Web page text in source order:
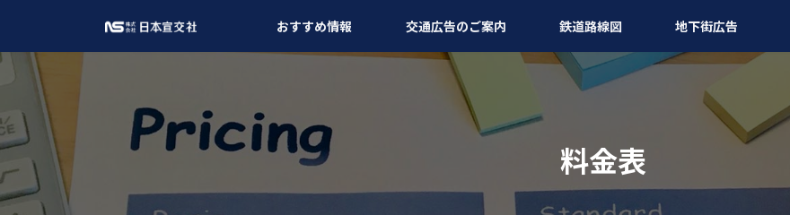
テ
へ
ス
ッ
プ
ゲ
ョ
ン
移
動
おすすめ情報 交通広告のご案内 鉄道路線図 地下街広告
料金表